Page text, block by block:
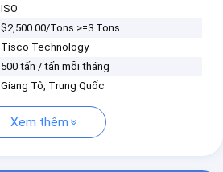
ISO
$2,500.00/Tons >=3 Tons
Tisco Technology
500 tấn / tấn mỗi tháng
Giang Tô, Trung Quốc
Xem thêm